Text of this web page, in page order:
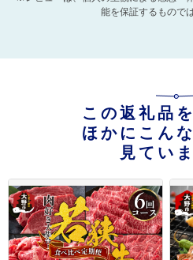
能を保証するもので
この返礼品
ほかにこん
見てい